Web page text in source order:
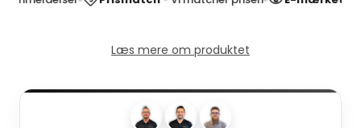
Læs mere om produktet